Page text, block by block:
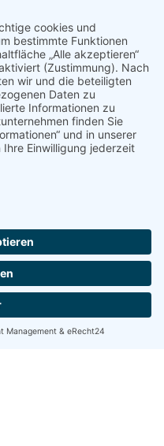
Alle Rechte vorbehalten.